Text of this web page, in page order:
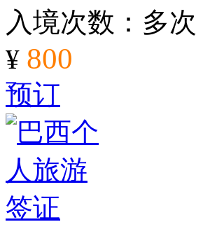
入境次数：多
¥ 800
预订